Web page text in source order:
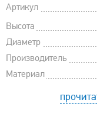
Артикул
Высота
Диаметр
Производитель
Материал